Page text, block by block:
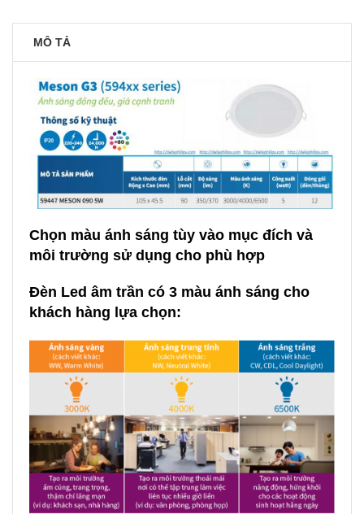
MÔ TẢ
Chọn màu ánh sáng tùy vào mục đích và
môi trường sử dụng cho phù hợp
Đèn Led âm trần có 3 màu ánh sáng cho
khách hàng lựa chọn: